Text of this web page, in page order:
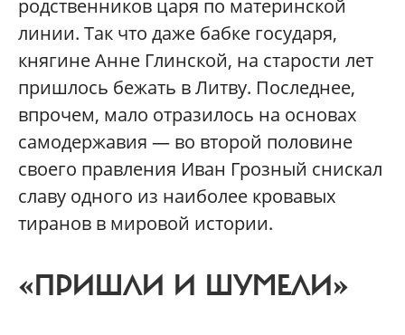
родственников царя по материнской
линии. Так что даже бабке государя,
княгине Анне Глинской, на старости лет
пришлось бежать в Литву. Последнее,
впрочем, мало отразилось на основах
самодержавия — во второй половине
своего правления Иван Грозный снискал
славу одного из наиболее кровавых
тиранов в мировой истории.
«ПРИШЛИ И ШУМЕЛИ»